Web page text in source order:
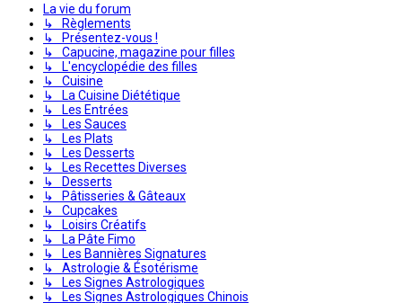
La vie du forum
↳ Règlements
↳ Présentez-vous !
↳ Capucine, magazine pour filles
↳ L'encyclopédie des filles
↳ Cuisine
↳ La Cuisine Diététique
↳ Les Entrées
↳ Les Sauces
↳ Les Plats
↳ Les Desserts
↳ Les Recettes Diverses
↳ Desserts
↳ Pâtisseries & Gâteaux
↳ Cupcakes
↳ Loisirs Créatifs
↳ La Pâte Fimo
↳ Les Bannières Signatures
↳ Astrologie & Ésotérisme
↳ Les Signes Astrologiques
↳ Les Signes Astrologiques Chinois